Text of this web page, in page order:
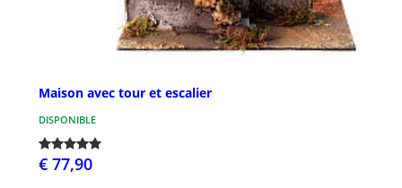
Maison avec tour et escalier
DISPONIBLE
€ 77,90